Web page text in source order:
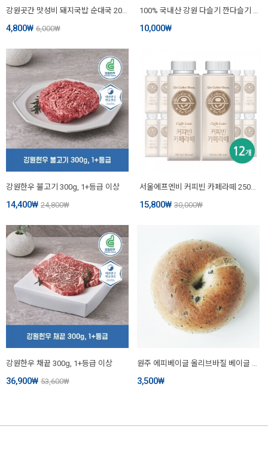
강원곳간 맛성비 돼지국밥 순대국 200g
4,800₩ 6,000₩
100% 국내산 강원 다슬기 깐다슬기 올갱이 생다슬기 냉동 [원산지:국산(강원도 홍천, 횡성 등)]
10,000₩
강원한우 불고기 300g, 1+등급 이상
14,400₩ 24,800₩ 15,800₩ 30,000₩
강원한우 채끝 300g, 1+등급 이상
36,900₩ 53,600₩ 3,500₩